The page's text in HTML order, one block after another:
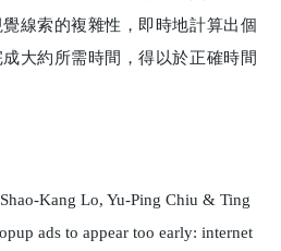
線索的複雜性，即時地計算出個
大約所需時間，得以於正確時間
Kang Lo, Yu-Ping Chiu & Ting
ads to appear too early: internet